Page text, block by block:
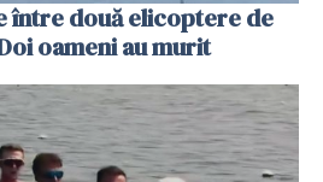
între două elicoptere de
oameni au murit